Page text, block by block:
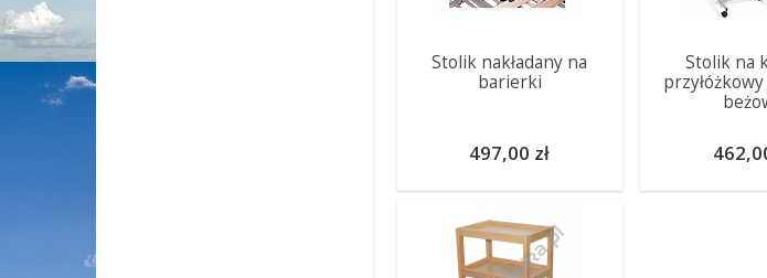
Stolik nakładany na
barierki
497,00 zł
Stolik na